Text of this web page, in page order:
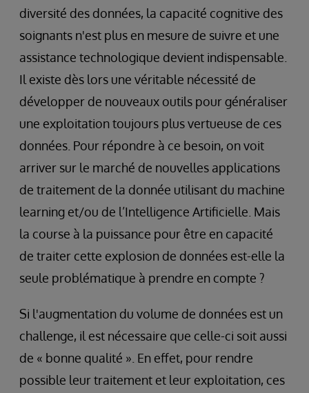
diversité des données, la capacité cognitive des
soignants n'est plus en mesure de suivre et une
assistance technologique devient indispensable.
Il existe dès lors une véritable nécessité de
développer de nouveaux outils pour généraliser
une exploitation toujours plus vertueuse de ces
données. Pour répondre à ce besoin, on voit
arriver sur le marché de nouvelles applications
de traitement de la donnée utilisant du machine
learning et/ou de l’Intelligence Artificielle. Mais
la course à la puissance pour être en capacité
de traiter cette explosion de données est-elle la
seule problématique à prendre en compte ?
Si l'augmentation du volume de données est un
challenge, il est nécessaire que celle-ci soit aussi
de « bonne qualité ». En effet, pour rendre
possible leur traitement et leur exploitation, ces